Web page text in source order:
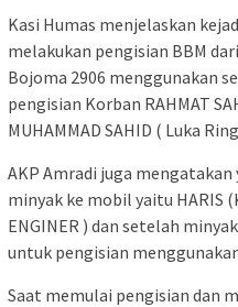
Kasi Humas menjelaskan
melakukan pengisian BBM
Bojoma 2906 menggunakan
pengisian Korban RAHMAT
MUHAMMAD SAHID ( Luka
AKP Amradi juga
minyak ke mobil yaitu HARIS
ENGINER ) dan setelah
untuk pengisian
Saat memulai pengisian dan